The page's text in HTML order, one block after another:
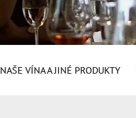
NAŠE VÍNA A JINÉ PRODUKTY